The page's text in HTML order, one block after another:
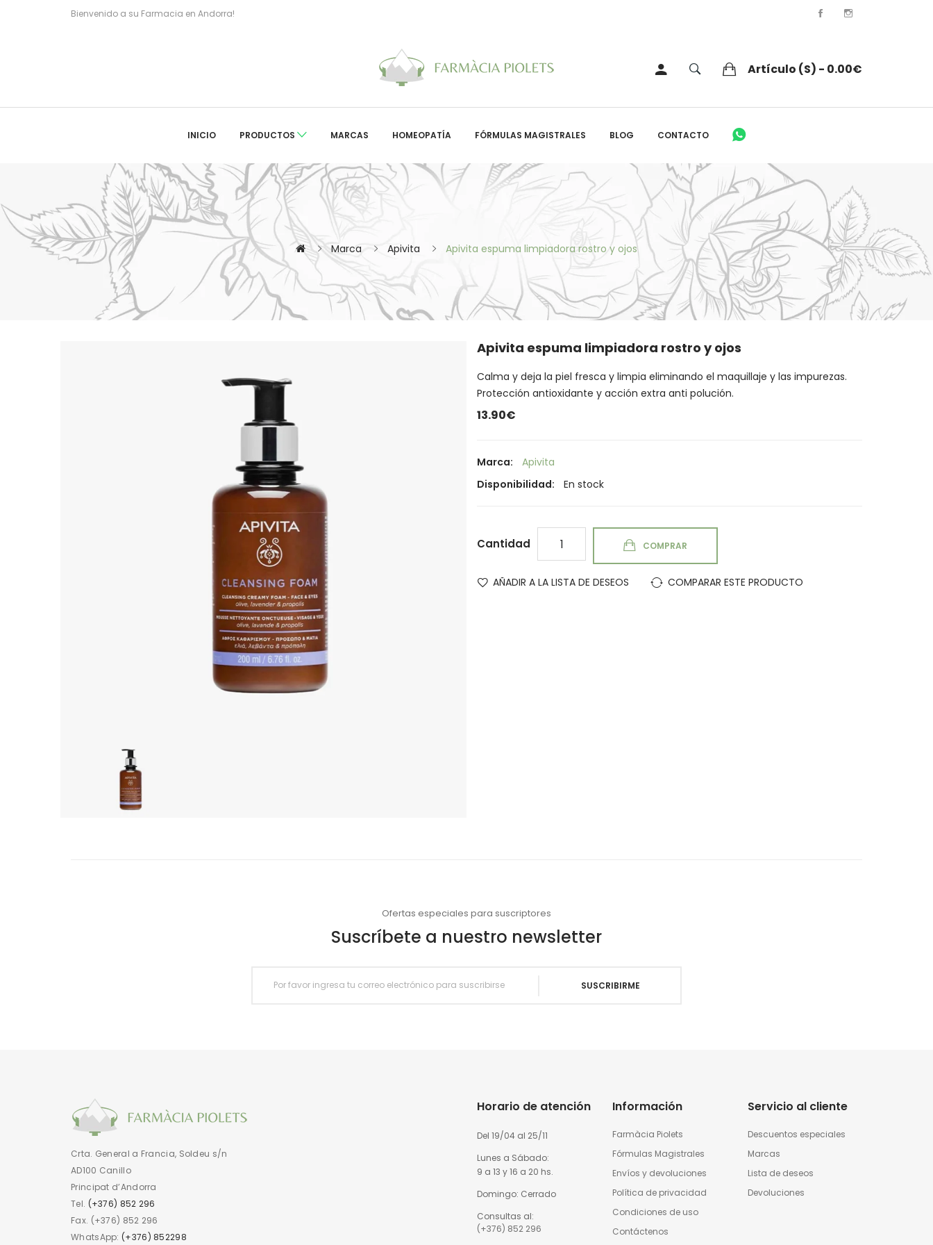
Bienvenido a su Farmacia en Andorra!
Artículo (s) - 0.00€
INICIO PRODUCTOS MARCAS HOMEOPATÍA FÓRMULAS MAGISTRALES BLOG CONTACTO
Marca Apivita Apivita espuma limpiadora rostro y ojos
Apivita espuma limpiadora rostro y ojos
Calma y deja la piel fresca y limpia eliminando el maquillaje y las impurezas.
Protección antioxidante y acción extra anti polución.
13.90€
Marca:
Apivita
Disponibilidad:
En stock
Cantidad COMPRAR
AÑADIR A LA LISTA DE DESEOS COMPARAR ESTE PRODUCTO
Ofertas especiales para suscriptores
Suscríbete a nuestro newsletter
SUSCRIBIRME
Crta. General a Francia, Soldeu s/n
AD100 Canillo
Principat d’Andorra
Tel. (+376) 852 296
Fax. (+376) 852 296
WhatsApp: (+376) 852298
Horario de atención
Del 19/04 al 25/11
Lunes a Sábado:
9 a 13 y 16 a 20 hs.
Domingo: Cerrado
Consultas al:
(+376) 852 296
Información
Farmàcia Piolets
Fórmulas Magistrales
Envíos y devoluciones
Política de privacidad
Condiciones de uso
Contáctenos
Servicio al cliente
Descuentos especiales
Marcas
Lista de deseos
Devoluciones